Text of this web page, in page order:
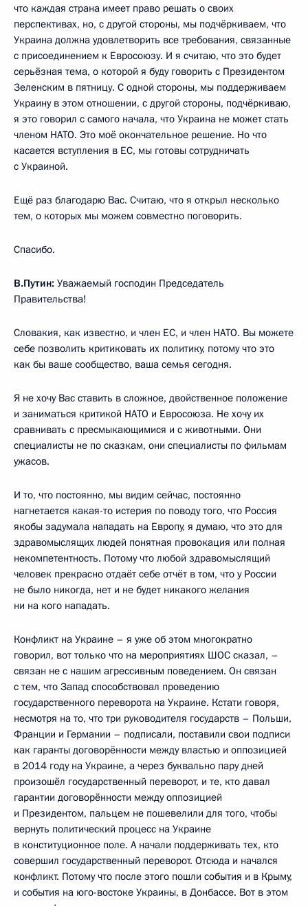
что каждая страна имеет право решать о своих
перспективах, но, с другой стороны, мы подчёркиваем, что
Украина должна удовлетворить все требования, связанные
с присоединением к Евросоюзу. И я считаю, что это будет
серьёзная тема, о которой я буду говорить с Президентом
Зеленским в пятницу. С одной стороны, мы поддерживаем
Украину в этом отношении, с другой стороны, подчёркиваю,
я это говорил с самого начала, что Украина не может стать
членом НАТО. Это моё окончательное решение. Но что
касается вступления в ЕС, мы готовы сотрудничать
с Украиной.
Ещё раз благодарю Вас. Считаю, что я открыл несколько
тем, о которых мы можем совместно поговорить.
Спасибо.
В.Путин: Уважаемый господин Председатель
Правительства!
Словакия, как известно, и член ЕС, и член НАТО. Вы можете
себе позволить критиковать их политику, потому что это
как бы ваше сообщество, ваша семья сегодня.
Я не хочу Вас ставить в сложное, двойственное положение
и заниматься критикой НАТО и Евросоюза. Не хочу их
сравнивать с пресмыкающимися и с животными. Они
специалисты не по сказкам, они специалисты по фильмам
ужасов.
И то, что постоянно, мы видим сейчас, постоянно
нагнетается какая-то истерия по поводу того, что Россия
якобы задумала нападать на Европу, я думаю, что это для
здравомыслящих людей понятная провокация или полная
некомпетентность. Потому что любой здравомыслящий
человек прекрасно отдаёт себе отчёт в том, что у России
не было никогда, нет и не будет никакого желания
ни на кого нападать.
Конфликт на Украине – я уже об этом многократно
говорил, вот только что на мероприятиях ШОС сказал, –
связан не с нашим агрессивным поведением. Он связан
с тем, что Запад способствовал проведению
государственного переворота на Украине. Кстати говоря,
несмотря на то, что три руководителя государств – Польши,
Франции и Германии – подписали, поставили свои подписи
как гаранты договорённости между властью и оппозицией
в 2014 году на Украине, а через буквально пару дней
произошёл государственный переворот, и те, кто давал
гарантии договорённости между оппозицией
и Президентом, пальцем не пошевелили для того, чтобы
вернуть политический процесс на Украине
в конституционное поле. А начали поддерживать тех, кто
совершил государственный переворот. Отсюда и начался
конфликт. Потому что после этого пошли события и в Крыму,
и события на юго-востоке Украины, в Донбассе. Вот в этом